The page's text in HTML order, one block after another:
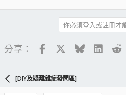
你必須登入或註冊才
分享： FacebookBluesky
[DIY及疑難雜症發問區]